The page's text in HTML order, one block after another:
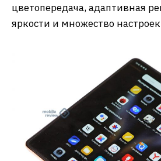
цветопередача, адаптивная
яркости и множество